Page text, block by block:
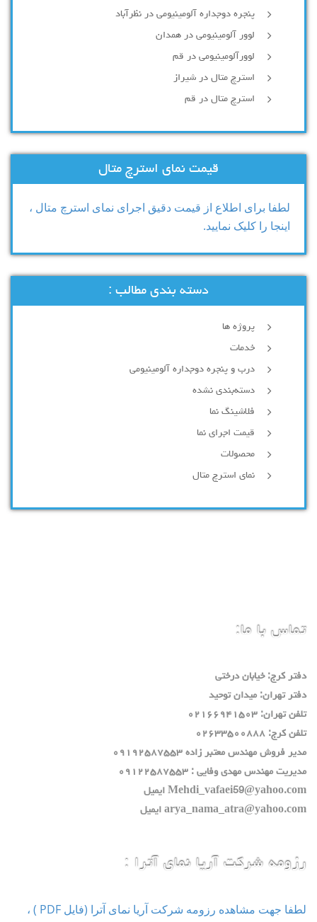
پنجره دوجداره آلومینیومی در نظرآباد
لوور آلومینیومی در همدان
لوورآلومینیومی در قم
استرچ متال در شیراز
استرچ متال در قم
قیمت نمای استرچ متال
لطفا برای اطلاع از قیمت دقیق اجرای نمای استرچ متال ،
اینجا را کلیک نمایید.
دسته بندی مطالب :
پروژه ها
خدمات
درب و پنجره دوجداره آلومینیومی
دسته‌بندی نشده
فلاشینگ نما
قیمت اجرای نما
محصولات
نمای استرچ متال
تماس با ما:
دفتر كرج: خيابان درختي
دفتر تهران: ميدان توحيد
تلفن تهران: ٠٢١٦٦٩٤١٥٠٣
تلفن كرج: ٠٢٦٣٣٥٠٠٨٨٨
مدير فروش مهندس معتبر زاده ٠٩١٩٢٥٨٧٥٥٣
مديريت مهندس مهدي وفايي : ٠٩١٢٢٥٨٧٥٥٣
Mehdi_vafaei59@yahoo.com ايميل
arya_nama_atra@yahoo.com ايميل
رزومه شرکت آریا نمای آترا :
لطفا جهت مشاهده رزومه شرکت آریا نمای آترا (فایل PDF ) ،